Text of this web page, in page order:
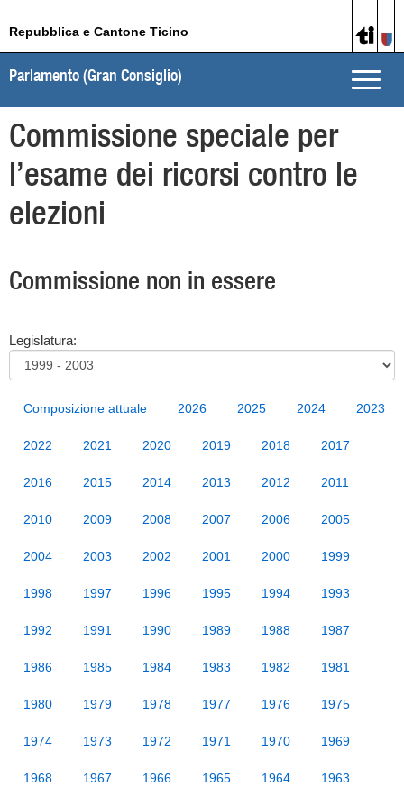
Repubblica e Cantone Ticino
Toggle
Parlamento (Gran Consiglio)
Commissione speciale per
l’esame dei ricorsi contro le
elezioni
Commissione non in essere
Legislatura:
Composizione attuale 2026 2025 2024 2023
2022 2021 2020 2019 2018 2017
2016 2015 2014 2013 2012 2011
2010 2009 2008 2007 2006 2005
2004 2003 2002 2001 2000 1999
1998 1997 1996 1995 1994 1993
1992 1991 1990 1989 1988 1987
1986 1985 1984 1983 1982 1981
1980 1979 1978 1977 1976 1975
1974 1973 1972 1971 1970 1969
1968 1967 1966 1965 1964 1963